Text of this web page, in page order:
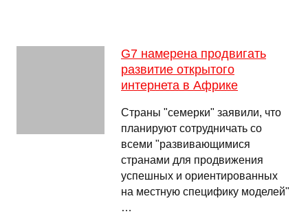
G7 намерена продвигать
развитие открытого
интернета в Африке
Страны "семерки" заявили, что
планируют сотрудничать со
всеми "развивающимися
странами для продвижения
успешных и ориентированных
на местную специфику моделей"
…